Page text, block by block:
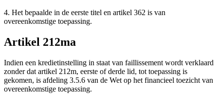
4. Het bepaalde in de eerste titel en artikel 362 is van
overeenkomstige toepassing.
Artikel 212ma
Indien een kredietinstelling in staat van faillissement wordt verklaard
zonder dat artikel 212m, eerste of derde lid, tot toepassing is
gekomen, is afdeling 3.5.6 van de Wet op het financieel toezicht van
overeenkomstige toepassing.